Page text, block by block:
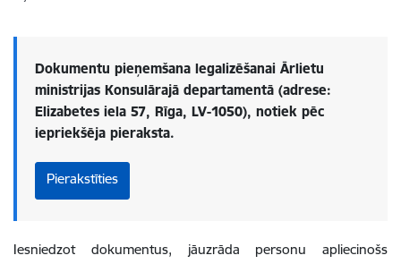
Dokumentu pieņemšana legalizēšanai Ārlietu
ministrijas Konsulārajā departamentā (adrese:
Elizabetes iela 57, Rīga, LV-1050), notiek pēc
iepriekšēja pieraksta.
Pierakstīties
Iesniedzot dokumentus, jāuzrāda personu apliecinošs